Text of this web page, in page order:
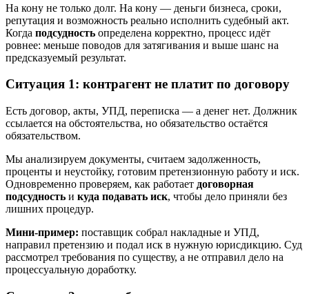
На кону не только долг. На кону — деньги бизнеса, сроки,
репутация и возможность реально исполнить судебный акт.
Когда подсудность определена корректно, процесс идёт
ровнее: меньше поводов для затягивания и выше шанс на
предсказуемый результат.
Ситуация 1: контрагент не платит по договору
Есть договор, акты, УПД, переписка — а денег нет. Должник
ссылается на обстоятельства, но обязательство остаётся
обязательством.
Мы анализируем документы, считаем задолженность,
проценты и неустойку, готовим претензионную работу и иск.
Одновременно проверяем, как работает договорная
подсудность и куда подавать иск, чтобы дело приняли без
лишних процедур.
Мини-пример: поставщик собрал накладные и УПД,
направил претензию и подал иск в нужную юрисдикцию. Суд
рассмотрел требования по существу, а не отправил дело на
процессуальную доработку.